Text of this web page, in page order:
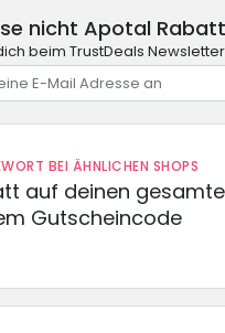
nicht Apotal
beim TrustDeals
BEI ÄHNLICHEN SHOPS
auf deinen
Gutscheincode